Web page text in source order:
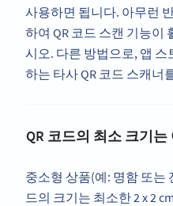
사용하면 됩니다. 아무런
하여 QR 코드 스캔 기능이
시오. 다른 방법으로, 앱
하는 타사 QR 코드 스캐너
QR 코드의 최소 크기
중소형 상품(예: 명함 또는
드의 크기는 최소한 2 x 2